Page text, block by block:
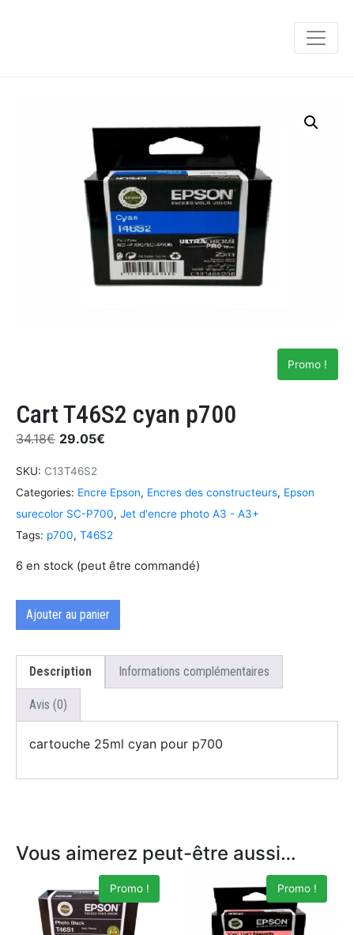
Promo !
Cart T46S2 cyan p700
34.18€ 29.05€
SKU: C13T46S2
Categories: Encre Epson, Encres des constructeurs, Epson
surecolor SC-P700, Jet d'encre photo A3 - A3+
Tags: p700, T46S2
6 en stock (peut être commandé)
Ajouter au panier
Description Informations complémentaires
Avis (0)
cartouche 25ml cyan pour p700
Vous aimerez peut-être aussi…
Promo ! Promo !